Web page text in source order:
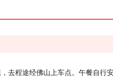
去程途经佛山上车点。午餐自行